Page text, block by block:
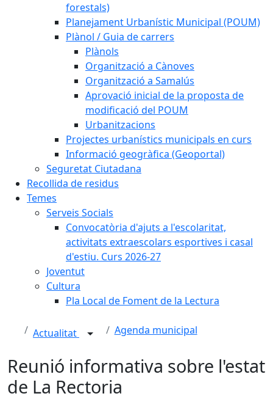
forestals)
Planejament Urbanístic Municipal (POUM)
Plànol / Guia de carrers
Plànols
Organització a Cànoves
Organització a Samalús
Aprovació inicial de la proposta de
modificació del POUM
Urbanitzacions
Projectes urbanístics municipals en curs
Informació geogràfica (Geoportal)
Seguretat Ciutadana
Recollida de residus
Temes
Serveis Socials
Convocatòria d'ajuts a l'escolaritat,
activitats extraescolars esportives i casal
d'estiu. Curs 2026-27
Joventut
Cultura
Pla Local de Foment de la Lectura
Actualitat Agenda municipal
Reunió informativa sobre l'estat
de La Rectoria